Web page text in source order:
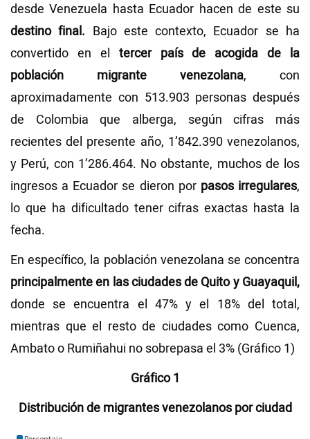
desde Venezuela hasta Ecuador hacen de este su
destino final. Bajo este contexto, Ecuador se ha
convertido en el tercer país de acogida de la
población migrante venezolana, con
aproximadamente con 513.903 personas después
de Colombia que alberga, según cifras más
recientes del presente año, 1’842.390 venezolanos,
y Perú, con 1’286.464. No obstante, muchos de los
ingresos a Ecuador se dieron por pasos irregulares,
lo que ha dificultado tener cifras exactas hasta la
fecha.
En específico, la población venezolana se concentra
principalmente en las ciudades de Quito y Guayaquil,
donde se encuentra el 47% y el 18% del total,
mientras que el resto de ciudades como Cuenca,
Ambato o Rumiñahui no sobrepasa el 3% (Gráfico 1)
Gráfico 1
Distribución de migrantes venezolanos por ciudad